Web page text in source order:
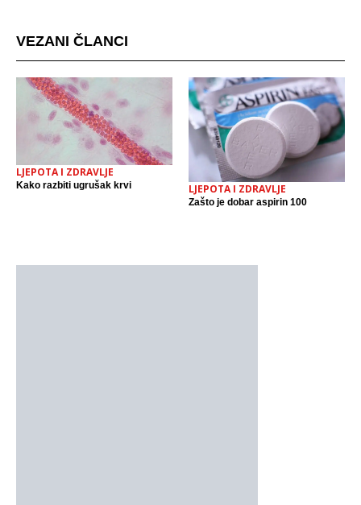
VEZANI ČLANCI
LJEPOTA I ZDRAVLJE
Kako razbiti ugrušak krvi LJEPOTA I ZDRAVLJE
Zašto je dobar aspirin 100